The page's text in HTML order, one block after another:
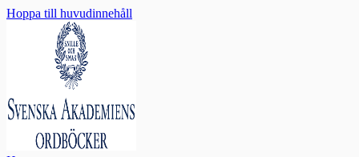
Hoppa till huvudinnehåll